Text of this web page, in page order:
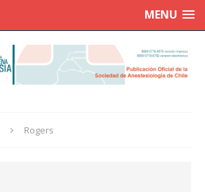
MENU
Rogers